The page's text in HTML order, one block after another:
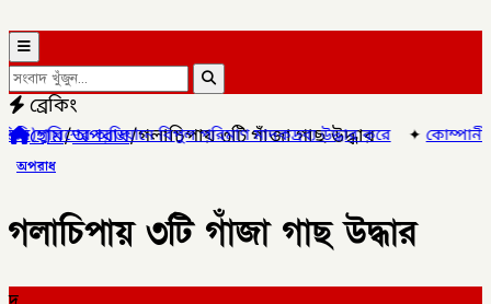
ব্রেকিং
বিপুল পরিমাণ মাদকদ্রব্য উদ্ধার করে✦কোম্পানীগঞ্জে জুলাই
হোম/অপরাধ/গলাচিপায় ৩টি গাঁজা গাছ উদ্ধার
অপরাধ
গলাচিপায় ৩টি গাঁজা গাছ উদ্ধার